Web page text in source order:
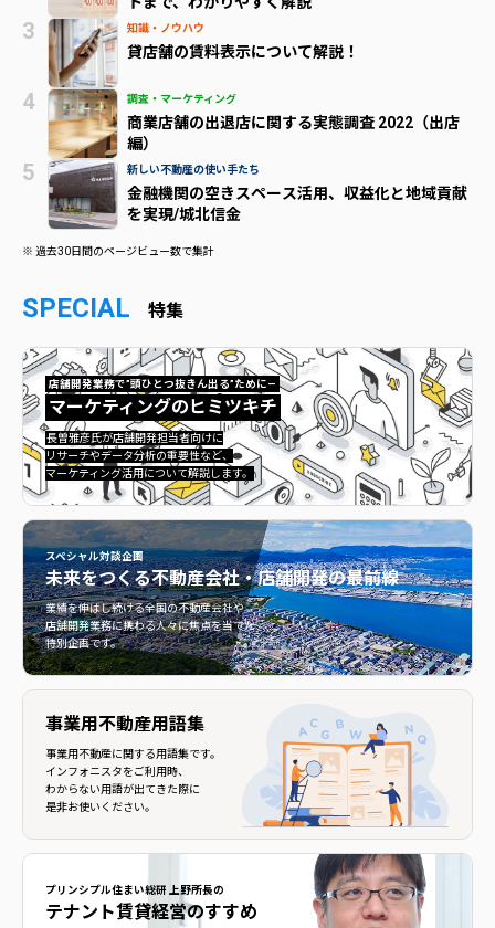
知識・ノウハウ
貸店舗の賃料表示について解説！
調査・マーケティング
商業店舗の出退店に関する実態調査 2022（出店
編）
新しい不動産の使い手たち
金融機関の空きスペース活用、収益化と地域貢献
を実現/城北信金
※ 過去30日間のページビュー数で集計
SPECIAL 特集
店舗開発業務で”頭ひとつ抜きん出る”ために—
マーケティングのヒミツキチ
長曽雅彦氏が店舗開発担当者向けに
リサーチやデータ分析の重要性など、
マーケティング活用について解説します。
マーケティングのヒミツキチ">
スペシャル対談企画
未来をつくる不動産会社・店舗開発の最前線
業績を伸ばし続ける全国の不動産会社や
店舗開発業務に携わる人々に焦点を当てた
特別企画です。
不動産会社・店舗開発の最前線">
事業用不動産用語集
事業用不動産に関する用語集です。
インフォニスタをご利用時、
わからない用語が出てきた際に
是非お使いください。
プリンシプル住まい総研 上野所長の
テナント賃貸経営のすすめ